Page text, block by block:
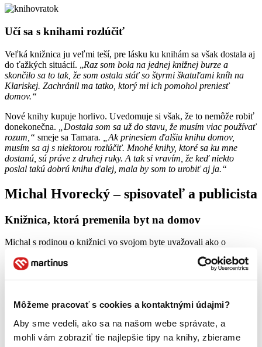
Môžeme pracovať s cookies a kontaktnými údajmi?
Aby sme vedeli, ako sa na našom webe správate, a
mohli vám zobraziť tie najlepšie tipy na knihy, zbierame
Učí sa s knihami rozlúčiť
Veľká knižnica ju veľmi teší, pre lásku ku knihám sa však dostala aj
do ťažkých situácií. „Raz som bola na jednej knižnej burze a
skončilo sa to tak, že som ostala stáť so štyrmi škatuľami kníh na
Klariskej. Zachránil ma tatko, ktorý mi ich pomohol preniesť
domov.“
Nové knihy kupuje horlivo. Uvedomuje si však, že to nemôže robiť
donekonečna.
„Dostala som sa už do stavu, že musím viac používať
rozum,“ smeje sa Tamara. „Ak prinesiem ďalšiu knihu domov,
musím sa aj s niektorou rozlúčiť. Mnohé knihy, ktoré sa ku mne
dostanú, sú práve z druhej ruky. A tak si vravím, že keď niekto
poslal takú dobrú knihu ďalej, mala by som to urobiť aj ja.“
Michal Hvorecký – spisovateľ a publicista
Knižnica, ktorá premenila byt na domov
Michal s rodinou o knižnici vo svojom byte uvažovali ako o
rozhodnutím sú spokojní. Vďaka nej sa ich byt premenil na domov.
Vytvára nám pocit útulnosti, je to pre nás taký prístav. Cítime sa
Za každou knihou je príbeh
Knihy u seba doma má usporiadané systematicky podľa abecedy a